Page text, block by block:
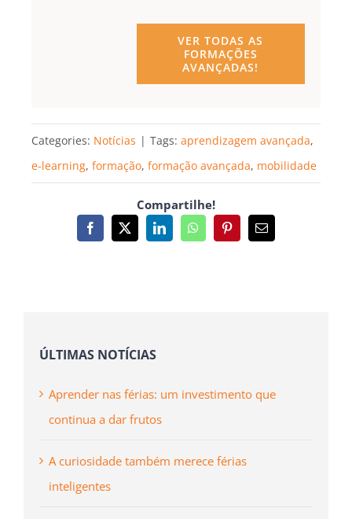
VER TODAS AS
FORMAÇÕES
AVANÇADAS!
Categories: Notícias | Tags: aprendizagem avançada,
e-learning, formação, formação avançada, mobilidade
Compartilhe!
Facebook
X LinkedInWhatsAppPinterestEmail
(necessário
ÚLTIMAS NOTÍCIAS
Aprender nas férias: um investimento que
continua a dar frutos
A curiosidade também merece férias
inteligentes